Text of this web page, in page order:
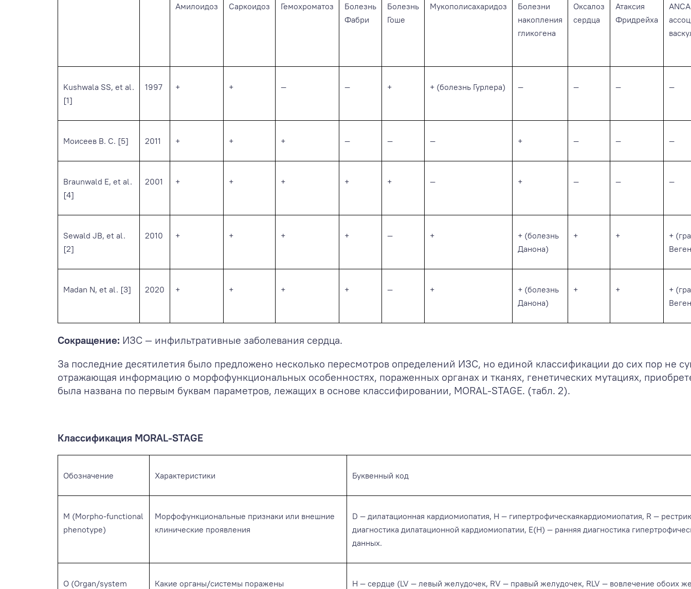
Амилоидоз Саркоидоз Гемохроматоз
Болезнь
Фабри
Болезнь
Гоше
Мукополисахаридоз
Болезни
накопления
гликогена
Оксалоз
сердца
Атаксия
Фридрейха
Kushwala SS, et al.
[1]
1997 + + — — + + (болезнь Гурлера) — — — —
Моисеев В. С. [5] 2011 + + + — — — + — — —
Braunwald E, et al.
[4]
2001 + + + + + — + — — —
Sewald JB, et al.
[2]
2010 + + + + — +
+ (болезнь
Данона)
+ +
+
Madan N, et al. [3] 2020 + + + + — +
+ (болезнь
Данона)
+ +
+
Сокращение: ИЗС — инфильтративные заболевания сердца.
За последние десятилетия было предложено несколько пересмотров определений ИЗС, но единой классификации до сих пор не
отражающая информацию о морфофункциональных особенностях, пораженных органах и тканях, генетических мутациях,
была названа по первым буквам параметров, лежащих в основе классифировании, MORAL-STAGE. (табл. 2).
Классификация MORAL-STAGE
Обозначение Характеристики Буквенный код
M (Morpho-functional
phenotype)
Морфофункциональные признаки или внешние
клинические проявления
D — дилатационная кардиомиопатия, Н — гипертрофическаякардиомиопатия, R —
диагностика дилатационной кардиомиопатии, E(H) — ранняя диагностика
данных.
O (Organ/system
Какие органы/системы поражены
Н — сердце (LV — левый желудочек, RV — правый желудочек, RLV — вовлечение обоих